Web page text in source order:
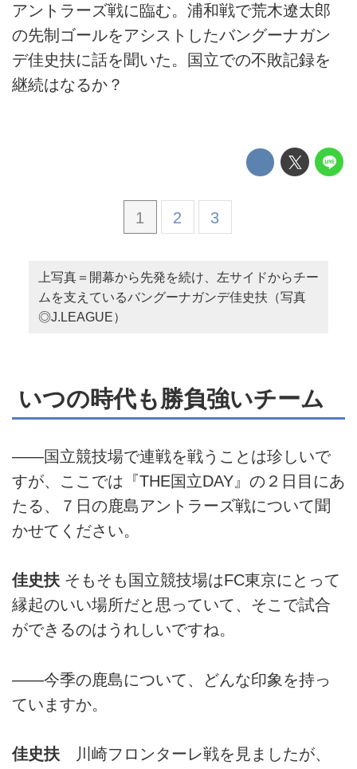
アントラーズ戦に臨む。浦和戦で荒木遼太郎
の先制ゴールをアシストしたバングーナガン
デ佳史扶に話を聞いた。国立での不敗記録を
継続はなるか？
1 2 3
上写真＝開幕から先発を続け、左サイドからチー
ムを支えているバングーナガンデ佳史扶（写真
◎J.LEAGUE）
いつの時代も勝負強いチーム
――国立競技場で連戦を戦うことは珍しいで
すが、ここでは『THE国立DAY』の２日目にあ
たる、７日の鹿島アントラーズ戦について聞
かせてください。
佳史扶 そもそも国立競技場はFC東京にとって
縁起のいい場所だと思っていて、そこで試合
ができるのはうれしいですね。
――今季の鹿島について、どんな印象を持っ
ていますか。
佳史扶 川崎フロンターレ戦を見ましたが、